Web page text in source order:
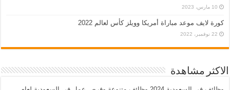
10 مارس، 2023
كورة لايف موعد مباراة أمريكا وويلز كأس لعالم 2022
22 نوفمبر، 2022
الاكثر مشاهدة